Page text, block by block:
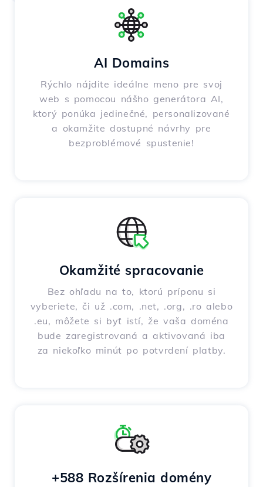
AI Domains
Rýchlo nájdite ideálne meno pre svoj
web s pomocou nášho generátora AI,
ktorý ponúka jedinečné, personalizované
a okamžite dostupné návrhy pre
bezproblémové spustenie!
Okamžité spracovanie
Bez ohľadu na to, ktorú príponu si
vyberiete, či už .com, .net, .org, .ro alebo
.eu, môžete si byť istí, že vaša doména
bude zaregistrovaná a aktivovaná iba
za niekoľko minút po potvrdení platby.
+588 Rozšírenia domény